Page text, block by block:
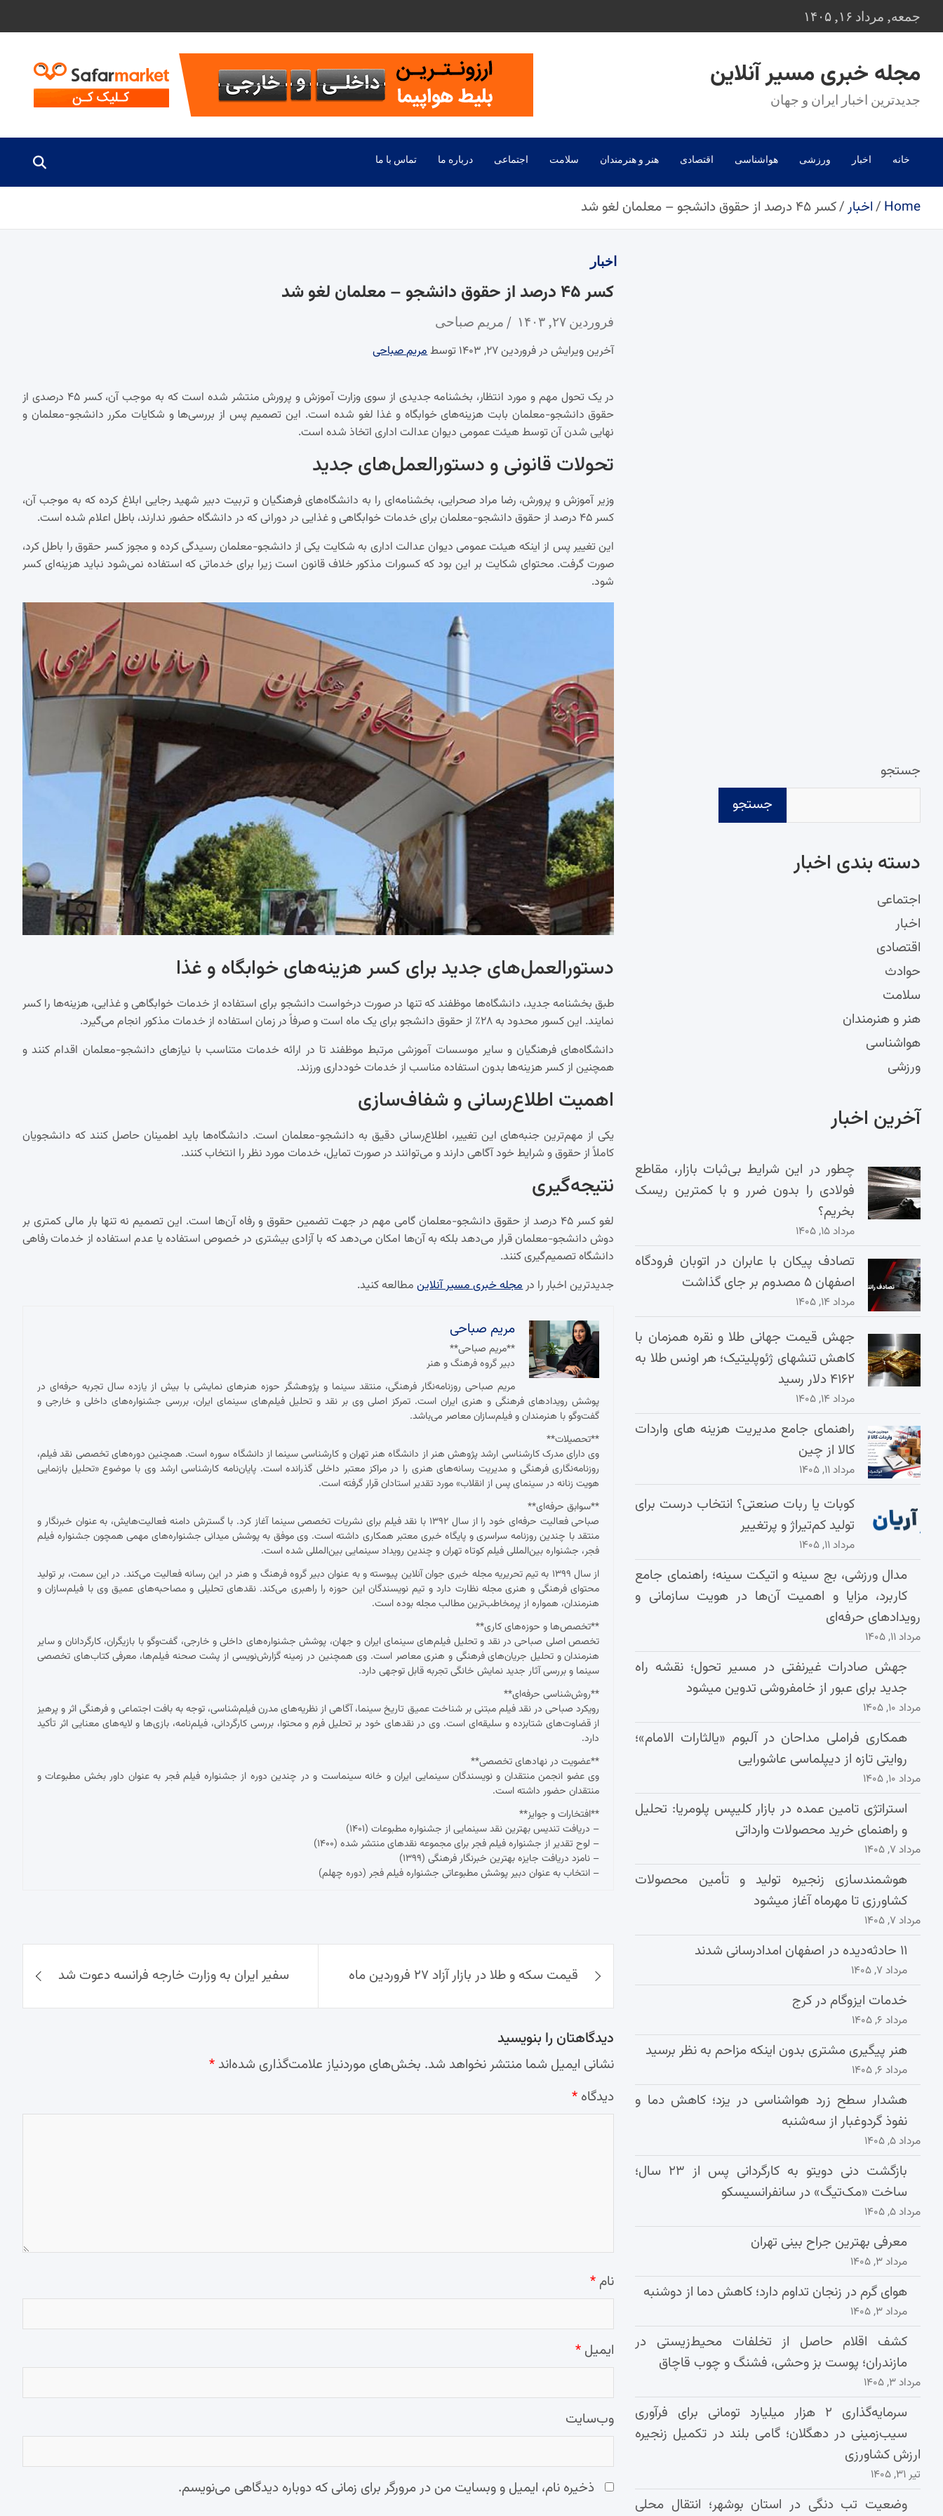
to
جمعه, مرداد ۱۶, ۱۴۰۵
مجله خبری مسیر آنلاین
جدیدترین اخبار ایران و جهان
خانه اخبار ورزشی هواشناسی اقتصادی هنر و هنرمندان سلامت اجتماعی درباره ما تماس با ما
Home اخبار کسر ۴۵ درصد از حقوق دانشجو – معلمان لغو شد
اخبار
کسر ۴۵ درصد از حقوق دانشجو – معلمان لغو شد
فروردین ۲۷, ۱۴۰۳ مریم صباحی
آخرین ویرایش در فروردین ۲۷, ۱۴۰۳ توسط مریم صباحی
در یک تحول مهم و مورد انتظار، بخشنامه جدیدی از سوی وزارت آموزش و پرورش منتشر شده است که به موجب آن، کسر ۴۵ درصدی از
حقوق دانشجو-معلمان بابت هزینه‌های خوابگاه و غذا لغو شده است. این تصمیم پس از بررسی‌ها و شکایات مکرر دانشجو-معلمان و
نهایی شدن آن توسط هیئت عمومی دیوان عدالت اداری اتخاذ شده است.
تحولات قانونی و دستورالعمل‌های جدید
وزیر آموزش و پرورش، رضا مراد صحرایی، بخشنامه‌ای را به دانشگاه‌های فرهنگیان و تربیت دبیر شهید رجایی ابلاغ کرده که به موجب آن،
کسر ۴۵ درصد از حقوق دانشجو-معلمان برای خدمات خوابگاهی و غذایی در دورانی که در دانشگاه حضور ندارند، باطل اعلام شده است.
این تغییر پس از اینکه هیئت عمومی دیوان عدالت اداری به شکایت یکی از دانشجو-معلمان رسیدگی کرده و مجوز کسر حقوق را باطل کرد،
صورت گرفت. محتوای شکایت بر این بود که کسورات مذکور خلاف قانون است زیرا برای خدماتی که استفاده نمی‌شود نباید هزینه‌ای کسر
شود.
دستورالعمل‌های جدید برای کسر هزینه‌های خوابگاه و غذا
طبق بخشنامه جدید، دانشگاه‌ها موظفند که تنها در صورت درخواست دانشجو برای استفاده از خدمات خوابگاهی و غذایی، هزینه‌ها را کسر
نمایند. این کسور محدود به ۲۸٪ از حقوق دانشجو برای یک ماه است و صرفاً در زمان استفاده از خدمات مذکور انجام می‌گیرد.
دانشگاه‌های فرهنگیان و سایر موسسات آموزشی مرتبط موظفند تا در ارائه خدمات متناسب با نیازهای دانشجو-معلمان اقدام کنند و
همچنین از کسر هزینه‌ها بدون استفاده مناسب از خدمات خودداری ورزند.
اهمیت اطلاع‌رسانی و شفاف‌سازی
یکی از مهم‌ترین جنبه‌های این تغییر، اطلاع‌رسانی دقیق به دانشجو-معلمان است. دانشگاه‌ها باید اطمینان حاصل کنند که دانشجویان
کاملاً از حقوق و شرایط خود آگاهی دارند و می‌توانند در صورت تمایل، خدمات مورد نظر را انتخاب کنند.
نتیجه‌گیری
لغو کسر ۴۵ درصد از حقوق دانشجو-معلمان گامی مهم در جهت تضمین حقوق و رفاه آن‌ها است. این تصمیم نه تنها بار مالی کمتری بر
دوش دانشجو-معلمان قرار می‌دهد بلکه به آن‌ها امکان می‌دهد که با آزادی بیشتری در خصوص استفاده یا عدم استفاده از خدمات رفاهی
دانشگاه تصمیم‌گیری کنند.
جدیدترین اخبار را درمجله خبری مسیر آنلاینمطالعه کنید.
مریم صباحی
**مریم صباحی**
دبیر گروه فرهنگ و هنر
مریم صباحی روزنامه‌نگار فرهنگی، منتقد سینما و پژوهشگر حوزه هنرهای نمایشی با بیش از یازده سال تجربه حرفه‌ای در
پوشش رویدادهای فرهنگی و هنری ایران است. تمرکز اصلی وی بر نقد و تحلیل فیلم‌های سینمای ایران، بررسی جشنواره‌های داخلی و خارجی و
گفت‌وگو با هنرمندان و فیلم‌سازان معاصر می‌باشد.
**تحصیلات**
وی دارای مدرک کارشناسی ارشد پژوهش هنر از دانشگاه هنر تهران و کارشناسی سینما از دانشگاه سوره است. همچنین دوره‌های تخصصی نقد فیلم،
روزنامه‌نگاری فرهنگی و مدیریت رسانه‌های هنری را در مراکز معتبر داخلی گذرانده است. پایان‌نامه کارشناسی ارشد وی با موضوع «تحلیل بازنمایی
هویت زنانه در سینمای پس از انقلاب» مورد تقدیر استادان قرار گرفته است.
**سوابق حرفه‌ای**
صباحی فعالیت حرفه‌ای خود را از سال ۱۳۹۲ با نقد فیلم برای نشریات تخصصی سینما آغاز کرد. با گسترش دامنه فعالیت‌هایش، به عنوان خبرنگار و
منتقد با چندین روزنامه سراسری و پایگاه خبری معتبر همکاری داشته است. وی موفق به پوشش میدانی جشنواره‌های مهمی همچون جشنواره فیلم
فجر، جشنواره بین‌المللی فیلم کوتاه تهران و چندین رویداد سینمایی بین‌المللی شده است.
از سال ۱۳۹۹ به تیم تحریریه مجله خبری جوان آنلاین پیوسته و به عنوان دبیر گروه فرهنگ و هنر در این رسانه فعالیت می‌کند. در این سمت، بر تولید
محتوای فرهنگی و هنری مجله نظارت دارد و تیم نویسندگان این حوزه را راهبری می‌کند. نقدهای تحلیلی و مصاحبه‌های عمیق وی با فیلم‌سازان و
هنرمندان، همواره از پرمخاطب‌ترین مطالب مجله بوده است.
**تخصص‌ها و حوزه‌های کاری**
تخصص اصلی صباحی در نقد و تحلیل فیلم‌های سینمای ایران و جهان، پوشش جشنواره‌های داخلی و خارجی، گفت‌وگو با بازیگران، کارگردانان و سایر
هنرمندان و تحلیل جریان‌های فرهنگی و هنری معاصر است. وی همچنین در زمینه گزارش‌نویسی از پشت صحنه فیلم‌ها، معرفی کتاب‌های تخصصی
سینما و بررسی آثار جدید نمایش خانگی تجربه قابل توجهی دارد.
**روش‌شناسی حرفه‌ای**
رویکرد صباحی در نقد فیلم مبتنی بر شناخت عمیق تاریخ سینما، آگاهی از نظریه‌های مدرن فیلم‌شناسی، توجه به بافت اجتماعی و فرهنگی اثر و پرهیز
از قضاوت‌های شتابزده و سلیقه‌ای است. وی در نقدهای خود بر تحلیل فرم و محتوا، بررسی کارگردانی، فیلم‌نامه، بازی‌ها و لایه‌های معنایی اثر تأکید
دارد.
**عضویت در نهادهای تخصصی**
وی عضو انجمن منتقدان و نویسندگان سینمایی ایران و خانه سینماست و در چندین دوره از جشنواره فیلم فجر به عنوان داور بخش مطبوعات و
منتقدان حضور داشته است.
**افتخارات و جوایز**
– دریافت تندیس بهترین نقد سینمایی از جشنواره مطبوعات (۱۴۰۱)
– لوح تقدیر از جشنواره فیلم فجر برای مجموعه نقدهای منتشر شده (۱۴۰۰)
– نامزد دریافت جایزه بهترین خبرنگار فرهنگی (۱۳۹۹)
– انتخاب به عنوان دبیر پوشش مطبوعاتی جشنواره فیلم فجر (دوره چهلم)
نوشته‌ها
قیمت سکه و طلا در بازار آزاد ۲۷ فروردین ماه سفیر ایران به وزارت خارجه فرانسه دعوت شد
دیدگاهتان را بنویسید
نشانی ایمیل شما منتشر نخواهد شد. بخش‌های موردنیاز علامت‌گذاری شده‌اند *
دیدگاه *
نام *
ایمیل *
وب‌سایت
ذخیره نام، ایمیل و وبسایت من در مرورگر برای زمانی که دوباره دیدگاهی می‌نویسم.
جستجو
جستجو
دسته‌ بندی اخبار
اجتماعی
اخبار
اقتصادی
حوادث
سلامت
هنر و هنرمندان
هواشناسی
ورزشی
آخرین اخبار
چطور در این شرایط بی‌ثبات بازار، مقاطع
فولادی را بدون ضرر و با کمترین ریسک
بخریم؟
مرداد ۱۵, ۱۴۰۵
تصادف پیکان با عابران در اتوبان فرودگاه
اصفهان ۵ مصدوم بر جای گذاشت
مرداد ۱۴, ۱۴۰۵
جهش قیمت جهانی طلا و نقره همزمان با
کاهش تنشهای ژئوپلیتیک؛ هر اونس طلا به
۴۱۶۲ دلار رسید
مرداد ۱۴, ۱۴۰۵
راهنمای جامع مدیریت هزینه‌ های واردات
کالا از چین
مرداد ۱۱, ۱۴۰۵
کوبات یا ربات صنعتی؟ انتخاب درست برای
تولید کم‌تیراژ و پرتغییر
مرداد ۱۱, ۱۴۰۵
مدال ورزشی، بج سینه و اتیکت سینه؛ راهنمای جامع
کاربرد، مزایا و اهمیت آن‌ها در هویت سازمانی و
رویدادهای حرفه‌ای
مرداد ۱۱, ۱۴۰۵
جهش صادرات غیرنفتی در مسیر تحول؛ نقشه راه
جدید برای عبور از خامفروشی تدوین میشود
مرداد ۱۰, ۱۴۰۵
همکاری فراملی مداحان در آلبوم «یالثارات الامام»؛
روایتی تازه از دیپلماسی عاشورایی
مرداد ۱۰, ۱۴۰۵
استراتژی تامین عمده در بازار کلیپس پلومریا: تحلیل
و راهنمای خرید محصولات وارداتی
مرداد ۷, ۱۴۰۵
هوشمندسازی زنجیره تولید و تأمین محصولات
کشاورزی تا مهرماه آغاز میشود
مرداد ۷, ۱۴۰۵
۱۱ حادثه‌دیده در اصفهان امدادرسانی شدند
مرداد ۷, ۱۴۰۵
خدمات ایزوگام در کرج
مرداد ۶, ۱۴۰۵
هنر پیگیری مشتری بدون اینکه مزاحم به نظر برسید
مرداد ۶, ۱۴۰۵
هشدار سطح زرد هواشناسی در یزد؛ کاهش دما و
نفوذ گردوغبار از سه‌شنبه
مرداد ۵, ۱۴۰۵
بازگشت دنی دویتو به کارگردانی پس از ۲۳ سال؛
ساخت «مک‌تیگ» در سانفرانسیسکو
مرداد ۵, ۱۴۰۵
معرفی بهترین جراح بینی تهران
مرداد ۳, ۱۴۰۵
هوای گرم در زنجان تداوم دارد؛ کاهش دما از دوشنبه
مرداد ۳, ۱۴۰۵
کشف اقلام حاصل از تخلفات محیط‌زیستی در
مازندران؛ پوست بز وحشی، فشنگ و چوب قاچاق
مرداد ۳, ۱۴۰۵
سرمایه‌گذاری ۲ هزار میلیارد تومانی برای فرآوری
سیب‌زمینی در دهگلان؛ گامی بلند در تکمیل زنجیره
ارزش کشاورزی
تیر ۳۱, ۱۴۰۵
وضعیت تب دنگی در استان بوشهر؛ انتقال محلی